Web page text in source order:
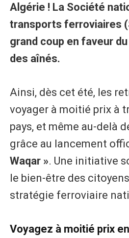
Algérie ! La Société
transports ferroviaires
grand coup en faveur
des aînés.
Ainsi, dès cet été, les
voyager à moitié prix à
pays, et même au-delà
grâce au lancement
Waqar ». Une initiative
le bien-être des
stratégie ferroviaire
Voyagez à moitié prix